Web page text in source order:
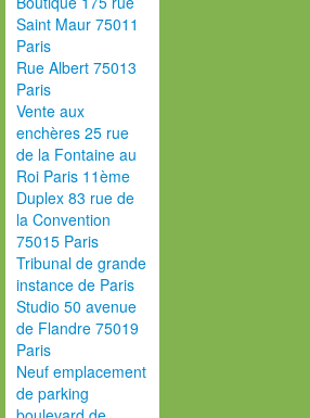
Saint Maur 75011
Paris
Rue Albert 75013
Paris
Vente aux
enchères 25 rue
de la Fontaine au
Roi Paris 11ème
Duplex 83 rue de
la Convention
75015 Paris
Tribunal de grande
instance de Paris
Studio 50 avenue
de Flandre 75019
Paris
Neuf emplacement
de parking